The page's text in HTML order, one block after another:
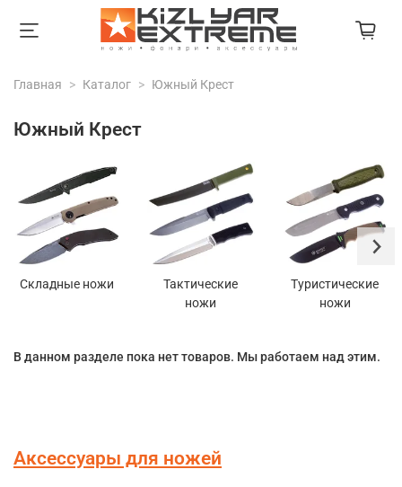
Главная Каталог Южный Крест
Южный Крест
Складные ножи
Тактические
ножи
Туристические
ножи
В данном разделе пока нет товаров. Мы работаем над этим.
Аксессуары для ножей